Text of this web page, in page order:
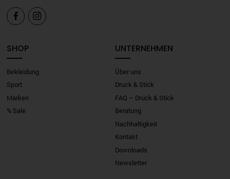
 
SHOP
Bekleidung
Sport
Marken
% Sale
UNTERNEHMEN
Über uns
Druck & Stick
FAQ – Druck & Stick
Beratung
Nachhaltigkeit
Kontakt
Downloads
Newsletter